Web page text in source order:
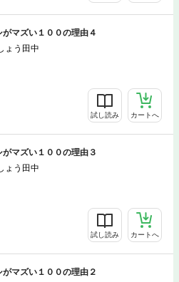
マズい１００の理由４
ょう田中
試し読み カートへ
マズい１００の理由３
ょう田中
試し読み カートへ
マズい１００の理由２